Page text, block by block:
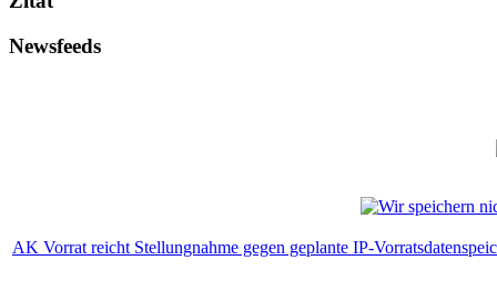
Newsfeeds
AK Vorrat reicht Stellungnahme gegen geplante IP-